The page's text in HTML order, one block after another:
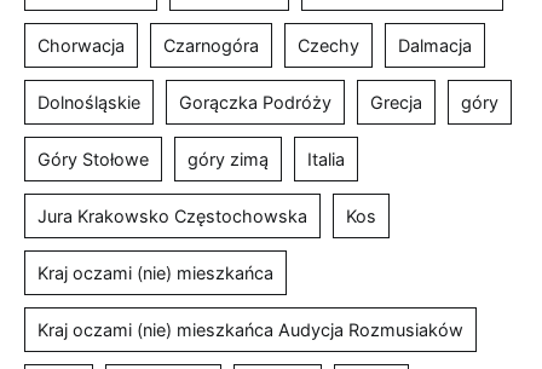
Chorwacja Czarnogóra Czechy Dalmacja
Dolnośląskie Gorączka Podróży Grecja góry
Góry Stołowe góry zimą Italia
Jura Krakowsko Częstochowska Kos
Kraj oczami (nie) mieszkańca
Kraj oczami (nie) mieszkańca Audycja Rozmusiaków